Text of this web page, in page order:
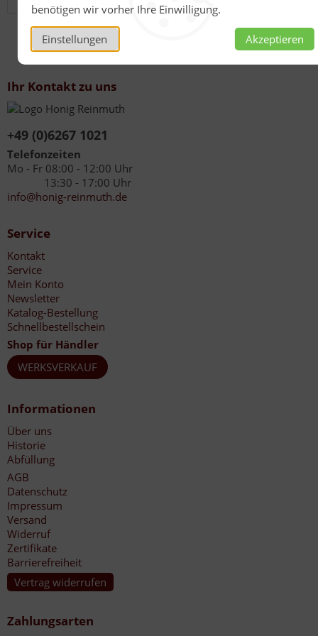
benötigen wir vorher Ihre Einwilligung.
Einstellungen Akzeptieren
Ihr Kontakt zu uns
+49 (0)6267 1021
Telefonzeiten
Mo - Fr 08:00 - 12:00 Uhr
13:30 - 17:00 Uhr
info@honig-reinmuth.de
Service
Kontakt
Service
Mein Konto
Newsletter
Katalog-Bestellung
Schnellbestellschein
Shop für Händler
WERKSVERKAUF
Informationen
Über uns
Historie
Abfüllung
AGB
Datenschutz
Impressum
Versand
Widerruf
Zertifikate
Barrierefreiheit
Vertrag widerrufen
Zahlungsarten